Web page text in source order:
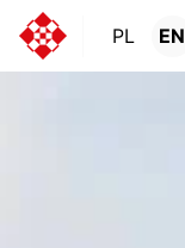
PL EN